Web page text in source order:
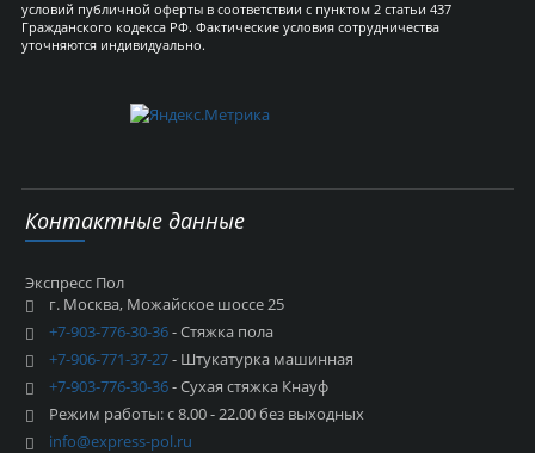
условий публичной оферты в соответствии с пунктом 2 статьи 437
Гражданского кодекса РФ. Фактические условия сотрудничества
уточняются индивидуально.
Контактные данные
Экспресс Пол
г. Москва, Можайское шоссе 25
+7-903-776-30-36- Стяжка пола
+7-906-771-37-27- Штукатурка машинная
+7-903-776-30-36- Сухая стяжка Кнауф
Режим работы: с 8.00 - 22.00 без выходных
info@express-pol.ru